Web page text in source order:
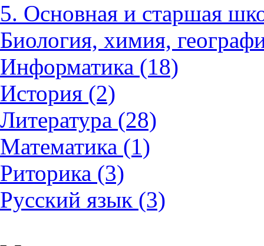
5. Основная и старшая
Биология, химия,
Информатика (18)
История (2)
Литература (28)
Математика (1)
Риторика (3)
Русский язык (3)